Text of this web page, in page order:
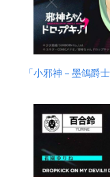
「小邪神－墨鴿爵